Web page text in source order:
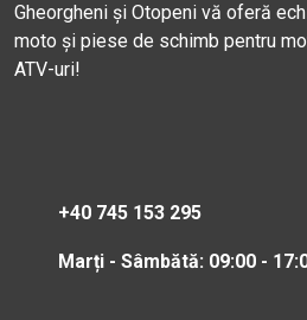
Gheorgheni și Otopeni vă oferă
moto și piese de schimb pentru
ATV-uri!
+40 745 153 295
Marți - Sâmbătă: 09:00 -